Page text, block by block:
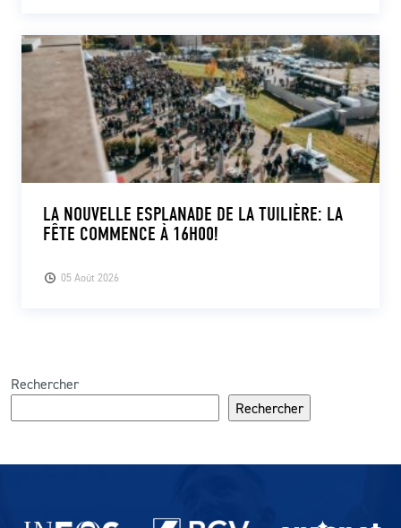
05 Août 2026
LA NOUVELLE ESPLANADE DE LA TUILIÈRE: LA
FÊTE COMMENCE À 16H00!
Rechercher
Rechercher
Partenaires du lausanne-Sport